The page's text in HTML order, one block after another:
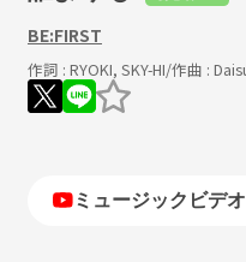
BE:FIRST
作詞 : RYOKI, SKY-HI/作曲 :
ミュージックビデ